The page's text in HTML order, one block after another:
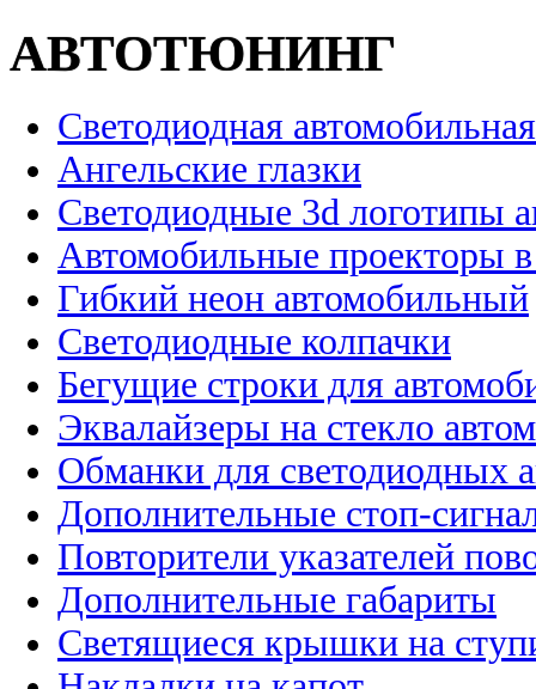
АВТОТЮНИНГ
Светодиодная
Ангельские глазки
Светодиодные 3d логотипы
Автомобильные проекторы
Гибкий неон автомобильный
Светодиодные колпачки
Бегущие строки для
Эквалайзеры на стекло
Обманки для светодиодных
Дополнительные стоп-
Повторители указателей
Дополнительные габариты
Светящиеся крышки на